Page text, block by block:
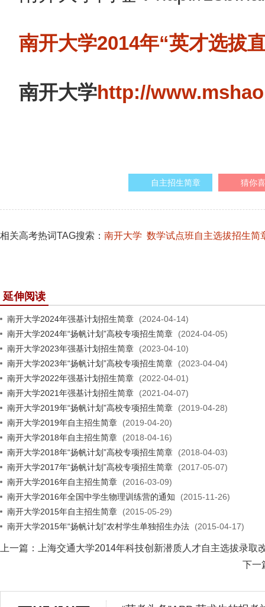
南开大学2014年“英才选拔
南开大学http://
自主招生简章 猜你
相关高考热词TAG搜索： 南开大学 数学试点班自主选拔招生简
延伸阅读
南开大学2024年强基计划招生简章
(2024-04-14)
南开大学2024年“扬帆计划”高校专项招生简章
(2024-04-05)
南开大学2023年强基计划招生简章
(2023-04-10)
南开大学2023年“扬帆计划”高校专项招生简章
(2023-04-04)
南开大学2022年强基计划招生简章
(2022-04-01)
南开大学2021年强基计划招生简章
(2021-04-07)
南开大学2019年“扬帆计划”高校专项招生简章
(2019-04-28)
南开大学2019年自主招生简章
(2019-04-20)
南开大学2018年自主招生简章
(2018-04-16)
南开大学2018年“扬帆计划”高校专项招生简章
(2018-04-03)
南开大学2017年“扬帆计划”高校专项招生简章
(2017-05-07)
南开大学2016年自主招生简章
(2016-03-09)
南开大学2016年全国中学生物理训练营的通知
(2015-11-26)
南开大学2015年自主招生简章
(2015-05-29)
南开大学2015年“扬帆计划”农村学生单独招生办法
(2015-04-17)
上一篇：
上海交通大学2014年科技创新潜质人才自主选拔录取
下一